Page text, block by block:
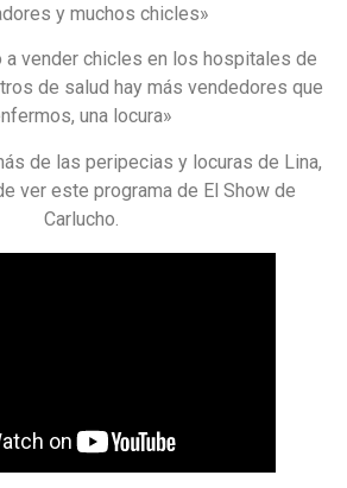
y muchos chicles»
a vender chicles en los hospitales de
de salud hay más vendedores que
una locura»
de las peripecias y locuras de Lina,
ver este programa de El Show de
Carlucho.